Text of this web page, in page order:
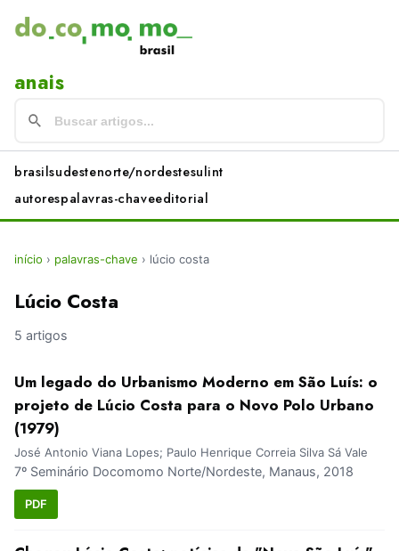
anais
brasilsudestenorte/nordestesulint
autorespalavras-chaveeditorial
início › palavras-chave › lúcio costa
Lúcio Costa
5 artigos
Um legado do Urbanismo Moderno em São Luís: o
projeto de Lúcio Costa para o Novo Polo Urbano
(1979)
José Antonio Viana Lopes; Paulo Henrique Correia Silva Sá Vale
7º Seminário Docomomo Norte/Nordeste, Manaus, 2018
PDF